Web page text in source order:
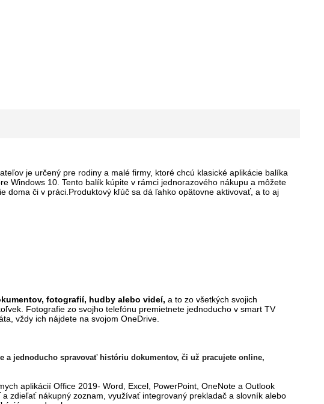
je určený pre rodiny a malé firmy, ktoré chcú klasické aplikácie balíka
Windows 10. Tento balík kúpite v rámci jednorazového nákupu a môžete
doma či v práci.Produktový kľúč sa dá ľahko opätovne aktivovať, a to aj
fotografií, hudby alebo videí, a to zo všetkých svojich
Fotografie zo svojho telefónu premietnete jednoducho v smart TV
vždy ich nájdete na svojom OneDrive.
a jednoducho spravovať históriu dokumentov, či už pracujete online,
aplikácií Office 2019- Word, Excel, PowerPoint, OneNote a Outlook
zdieľať nákupný zoznam, využívať integrovaný prekladač a slovník alebo